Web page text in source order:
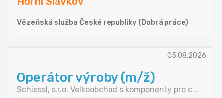
Vězeňská služba České republiky (Dobrá práce)
05.08.2026
Operátor výroby (m/ž)
Schiessl, s.r.o. Velkoobchod s komponenty pro c...